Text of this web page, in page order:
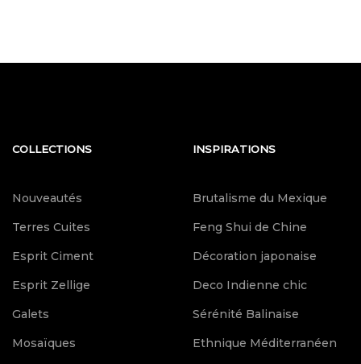
COLLECTIONS
Nouveautés
Terres Cuites
Esprit Ciment
Esprit Zellige
Galets
Mosaïques
INSPIRATIONS
Brutalisme du Mexique
Feng Shui de Chine
Décoration japonaise
Deco Indienne chic
Sérénité Balinaise
Ethnique Méditerranéen